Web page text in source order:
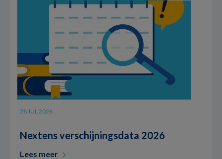
28 JUL 2026
Nextens verschijningsdata 2026
Lees meer